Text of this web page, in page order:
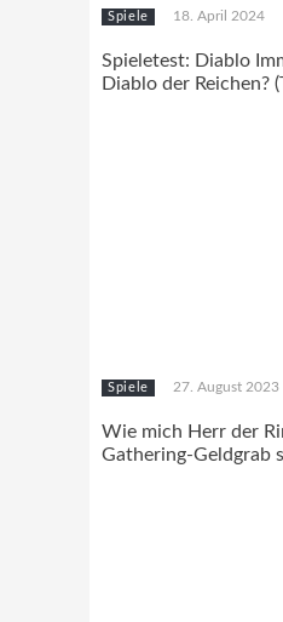
Spiele 18. April 2024
Spieletest: Diablo
Diablo der Reichen?
Spiele 27. August 2023
Wie mich Herr der
Gathering-Geldgrab